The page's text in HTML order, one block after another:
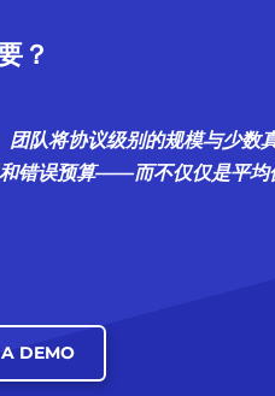
？
队将协议级别的规模与少数
错误预算——而不仅仅是平均
DEMO